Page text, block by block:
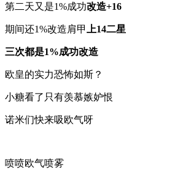
第二天又是1%成功改造+16
期间还1%改造肩甲 上14二星
三次都是1%成功改造
欧皇的实力恐怖如斯？
小糖看了只有羡慕嫉妒恨
诺米们快来吸欧气呀
喷喷欧气喷雾